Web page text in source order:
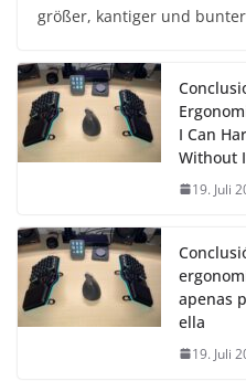
größer, kantiger und
I Can
Without
19. Juli
apenas
ella
19. Juli